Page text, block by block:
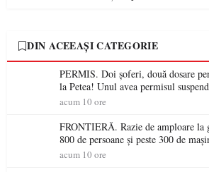
DIN ACEEAȘI CATEGORIE
PERMIS. Doi șoferi, două dosare
la Petea! Unul avea permisul
niciodată permis
acum 10 ore
FRONTIERĂ. Razie de amploare la
800 de persoane și peste 300 de
acum 10 ore